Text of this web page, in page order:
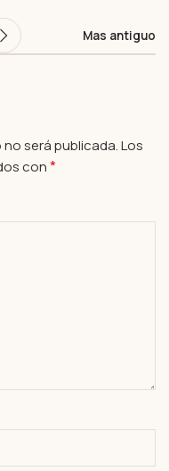
Mas antiguo
será publicada.Los
con*